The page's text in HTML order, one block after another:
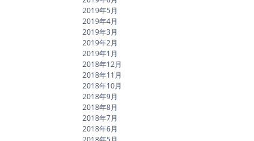
2019年5月
2019年4月
2019年3月
2019年2月
2019年1月
2018年12月
2018年11月
2018年10月
2018年9月
2018年8月
2018年7月
2018年6月